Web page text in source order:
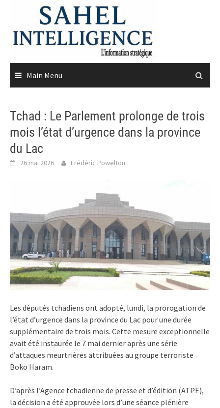
content
Main Menu
Tchad : Le Parlement prolonge de trois
mois l’état d’urgence dans la province
du Lac
26 mai 2026 Frédéric Powelton
Les députés tchadiens ont adopté, lundi, la prorogation de
l’état d’urgence dans la province du Lac pour une durée
supplémentaire de trois mois. Cette mesure exceptionnelle
avait été instaurée le 7 mai dernier après une série
d’attaques meurtrières attribuées au groupe terroriste
Boko Haram.
D’après l’Agence tchadienne de presse et d’édition (ATPE),
la décision a été approuvée lors d’une séance plénière